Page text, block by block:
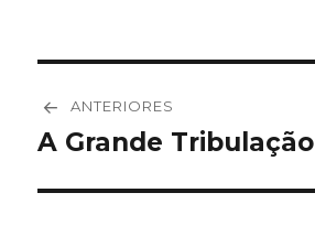
de
ANTERIORES
Post
A Grande Tribulação